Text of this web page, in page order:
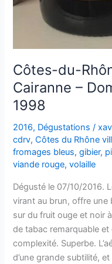
Côtes-du-
Cairanne –
1998
2016, Dégustations /
cdrv,Côtes du Rhône
fromages bleus,gibier,
viande rouge,volaille
Dégusté le 07/10/2016.
virant au brun, offre une
sur du fruit ouge et noir
de tabac remarquable
complexité. Superbe.
d’une grande subtilité,